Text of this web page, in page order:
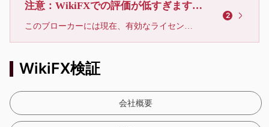
注意：WikiFXでの評価が低すぎます、利用しないでください
このブローカーには現在、有効なライセンスが確認されていません。リスクにご注意下さい！
2
WikiFX検証
会社概要